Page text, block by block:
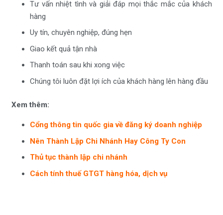
Tư vấn nhiệt tình và giải đáp mọi thắc mắc của khách
hàng
Uy tín, chuyên nghiệp, đúng hẹn
Giao kết quả tận nhà
Thanh toán sau khi xong việc
Chúng tôi luôn đặt lợi ích của khách hàng lên hàng đầu
Xem thêm:
Cổng thông tin quốc gia về đăng ký doanh nghiệp
Nên Thành Lập Chi Nhánh Hay Công Ty Con
Thủ tục thành lập chi nhánh
Cách tính thuế GTGT hàng hóa, dịch vụ